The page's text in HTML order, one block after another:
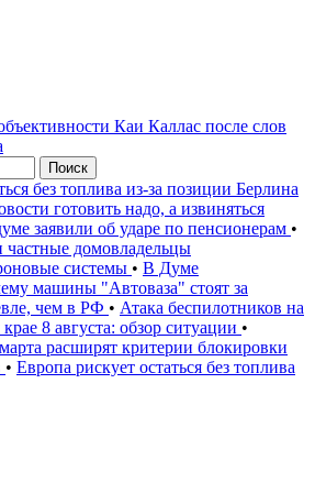
Каи Каллас после слов
Поиск
без топлива из-за позиции Берлина
готовить надо, а извиняться
заявили об ударе по пенсионерам •
частные домовладельцы
системы • В Думе
машины "Автоваза" стоят за
чем в РФ • Атака беспилотников на
8 августа: обзор ситуации •
расширят критерии блокировки
• Европа рискует остаться без топлива